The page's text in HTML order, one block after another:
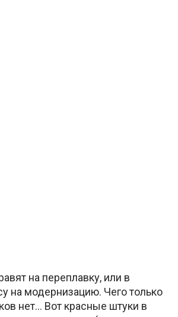
на переплавку, или в
на модернизацию. Чего только
нет… Вот красные штуки в